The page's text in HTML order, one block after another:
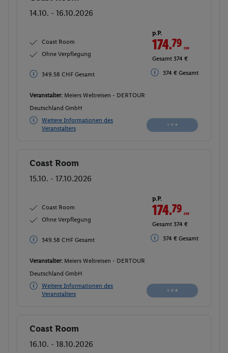
14.10. - 16.10.2026
Coast Room
Ohne Verpflegung
349.58 CHF Gesamt
p.P.
174.79CHF
Gesamt 374 €
374 € Gesamt
Veranstalter: Meiers Weltreisen - DERTOUR
Deutschland GmbH
Weitere Informationen des
Veranstalters
Buchen
Coast Room
15.10. - 17.10.2026
Coast Room
Ohne Verpflegung
349.58 CHF Gesamt
p.P.
174.79CHF
Gesamt 374 €
374 € Gesamt
Veranstalter: Meiers Weltreisen - DERTOUR
Deutschland GmbH
Weitere Informationen des
Veranstalters
Buchen
Coast Room
16.10. - 18.10.2026